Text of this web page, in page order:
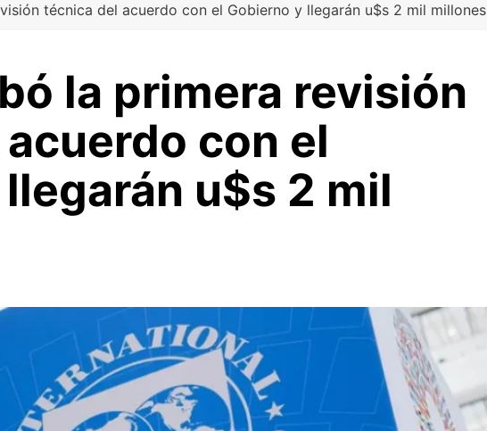
técnica del acuerdo con el Gobierno y llegarán u$s 2 mil millones
la primera revisión
con el
u$s 2 mil